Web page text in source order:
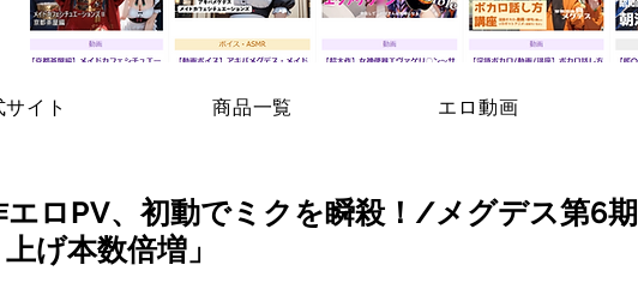
イト 商品一覧 エロ動画
エロPV、初動でミクを瞬殺！/メグデス第6期
げ本数倍増」